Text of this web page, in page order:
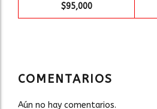
$95,000
COMENTARIOS
Aún no hay comentarios.